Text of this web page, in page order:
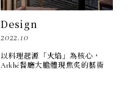
Design
2022.10
以料理起源「火焰」為核心，
Arkhé餐廳大膽體現焦炙的藝術